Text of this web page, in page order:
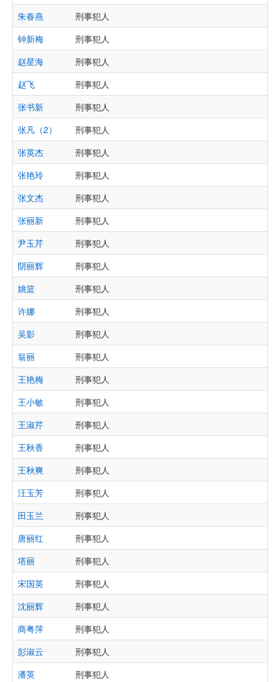
朱春燕
刑事犯人
钟新梅
刑事犯人
赵星海
刑事犯人
赵飞
刑事犯人
张书新
刑事犯人
张凡（2）
刑事犯人
张英杰
刑事犯人
张艳玲
刑事犯人
张文杰
刑事犯人
张丽新
刑事犯人
尹玉芹
刑事犯人
阴丽辉
刑事犯人
姚篮
刑事犯人
许娜
刑事犯人
吴影
刑事犯人
翁丽
刑事犯人
王艳梅
刑事犯人
王小敏
刑事犯人
王淑芹
刑事犯人
王秋香
刑事犯人
王秋爽
刑事犯人
汪玉芳
刑事犯人
田玉兰
刑事犯人
唐丽红
刑事犯人
塔丽
刑事犯人
宋国英
刑事犯人
沈丽辉
刑事犯人
商粤萍
刑事犯人
彭淑云
刑事犯人
潘英
刑事犯人